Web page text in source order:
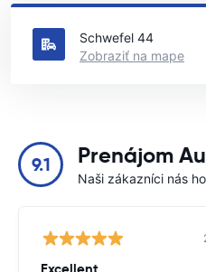
Pozrite si naše hlavné
Schwefel 44
Zobraziť na mape
9.1 Prenájom
Naši zákazníci nás